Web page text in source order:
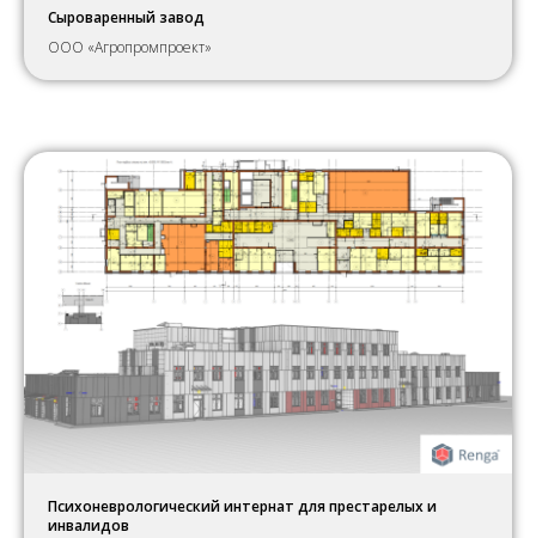
Сыроваренный завод
ООО «Агропромпроект»
Психоневрологический интернат для престарелых и
инвалидов